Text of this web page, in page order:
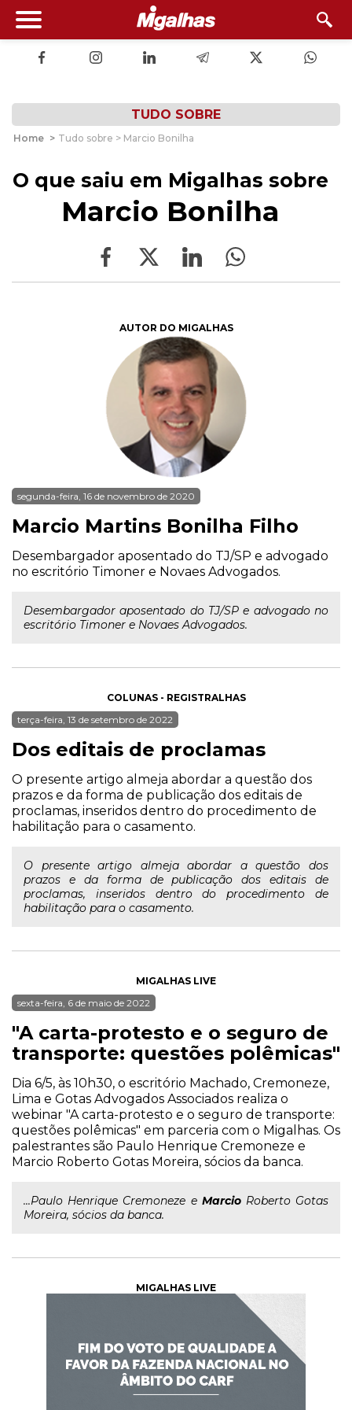
TUDO SOBRE
Home > Tudo sobre > Marcio Bonilha
O que saiu em Migalhas sobre
Marcio Bonilha
AUTOR DO MIGALHAS
segunda-feira, 16 de novembro de 2020
Marcio Martins Bonilha Filho
Desembargador aposentado do TJ/SP e advogado
no escritório Timoner e Novaes Advogados.
Desembargador aposentado do TJ/SP e advogado no
escritório Timoner e Novaes Advogados.
COLUNAS - REGISTRALHAS
terça-feira, 13 de setembro de 2022
Dos editais de proclamas
O presente artigo almeja abordar a questão dos
prazos e da forma de publicação dos editais de
proclamas, inseridos dentro do procedimento de
habilitação para o casamento.
O presente artigo almeja abordar a questão dos
prazos e da forma de publicação dos editais de
proclamas, inseridos dentro do procedimento de
habilitação para o casamento.
MIGALHAS LIVE
sexta-feira, 6 de maio de 2022
"A carta-protesto e o seguro de
transporte: questões polêmicas"
Dia 6/5, às 10h30, o escritório Machado, Cremoneze,
Lima e Gotas Advogados Associados realiza o
webinar "A carta-protesto e o seguro de transporte:
questões polêmicas" em parceria com o Migalhas. Os
palestrantes são Paulo Henrique Cremoneze e
Marcio Roberto Gotas Moreira, sócios da banca.
...Paulo Henrique Cremoneze e MarcioRoberto Gotas
Moreira, sócios da banca.
MIGALHAS LIVE